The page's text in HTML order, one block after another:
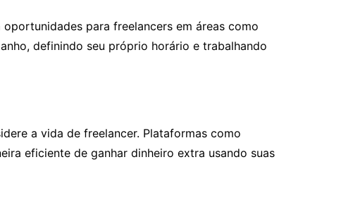
para freelancers em áreas como
definindo seu próprio horário e trabalhando
a vida de freelancer. Plataformas como
eficiente de ganhar dinheiro extra usando suas